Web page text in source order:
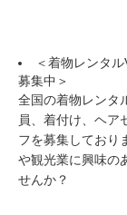
＜着物レンタ
募集中＞
全国の着物レンタ
員、着付け、ヘア
フを募集しており
や観光業に興味の
せんか？